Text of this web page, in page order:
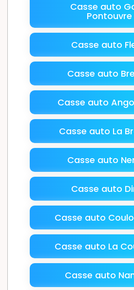
Casse auto
Pontouvre
Casse auto
Casse auto
Casse auto
Casse auto La
Casse auto
Casse auto
Casse auto
Casse auto La
Casse auto